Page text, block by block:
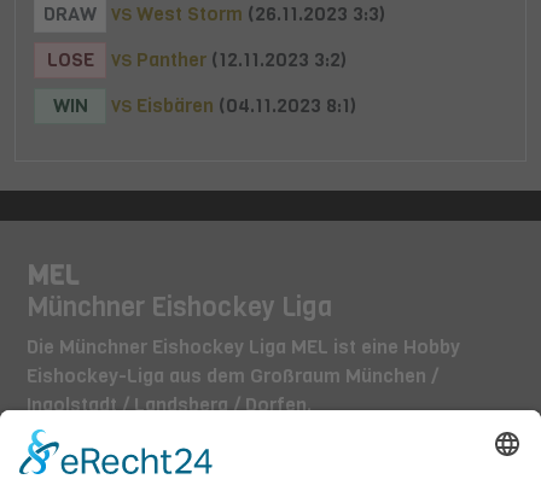
DRAW
VS West Storm (26.11.2023 3:3)
LOSE
VS Panther (12.11.2023 3:2)
WIN
VS Eisbären (04.11.2023 8:1)
MEL
Münchner Eishockey Liga
Die Münchner Eishockey Liga MEL ist eine Hobby
Eishockey-Liga aus dem Großraum München /
Ingolstadt / Landsberg / Dorfen.